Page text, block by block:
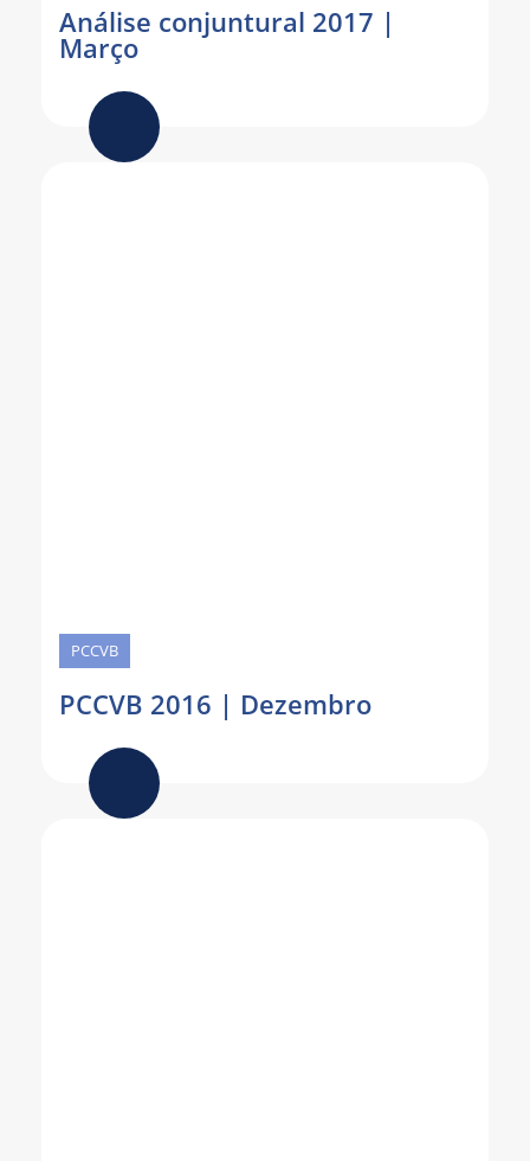
Análise conjuntural 2017 |
Março
PCCVB
PCCVB 2016 | Dezembro